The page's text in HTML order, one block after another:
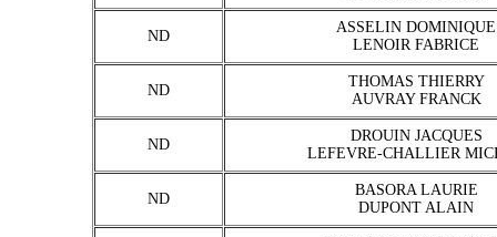
ND
ASSELIN DOMINIQUE
LENOIR FABRICE
ND
THOMAS THIERRY
AUVRAY FRANCK
ND
DROUIN JACQUES
LEFEVRE-CHALLIER
ND
BASORA LAURIE
DUPONT ALAIN